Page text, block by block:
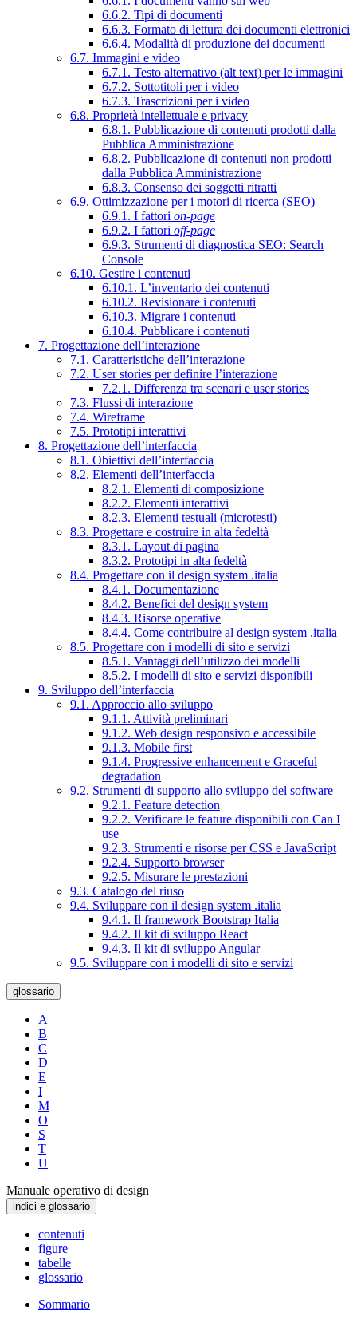
6.6.2. Tipi di documenti
6.6.3. Formato di lettura dei documenti elettronici
6.6.4. Modalità di produzione dei documenti
6.7. Immagini e video
6.7.1. Testo alternativo (alt text) per le immagini
6.7.2. Sottotitoli per i video
6.7.3. Trascrizioni per i video
6.8. Proprietà intellettuale e privacy
6.8.1. Pubblicazione di contenuti prodotti dalla
Pubblica Amministrazione
6.8.2. Pubblicazione di contenuti non prodotti
dalla Pubblica Amministrazione
6.8.3. Consenso dei soggetti ritratti
6.9. Ottimizzazione per i motori di ricerca (SEO)
6.9.1. I fattori on-page
6.9.2. I fattori off-page
6.9.3. Strumenti di diagnostica SEO: Search
Console
6.10. Gestire i contenuti
6.10.1. L’inventario dei contenuti
6.10.2. Revisionare i contenuti
6.10.3. Migrare i contenuti
6.10.4. Pubblicare i contenuti
7. Progettazione dell’interazione
7.1. Caratteristiche dell’interazione
7.2. User stories per definire l’interazione
7.2.1. Differenza tra scenari e user stories
7.3. Flussi di interazione
7.4. Wireframe
7.5. Prototipi interattivi
8. Progettazione dell’interfaccia
8.1. Obiettivi dell’interfaccia
8.2. Elementi dell’interfaccia
8.2.1. Elementi di composizione
8.2.2. Elementi interattivi
8.2.3. Elementi testuali (microtesti)
8.3. Progettare e costruire in alta fedeltà
8.3.1. Layout di pagina
8.3.2. Prototipi in alta fedeltà
8.4. Progettare con il design system .italia
8.4.1. Documentazione
8.4.2. Benefici del design system
8.4.3. Risorse operative
8.4.4. Come contribuire al design system .italia
8.5. Progettare con i modelli di sito e servizi
8.5.1. Vantaggi dell’utilizzo dei modelli
8.5.2. I modelli di sito e servizi disponibili
9. Sviluppo dell’interfaccia
9.1. Approccio allo sviluppo
9.1.1. Attività preliminari
9.1.2. Web design responsivo e accessibile
9.1.3. Mobile first
9.1.4. Progressive enhancement e Graceful
degradation
9.2. Strumenti di supporto allo sviluppo del software
9.2.1. Feature detection
9.2.2. Verificare le feature disponibili con Can I
use
9.2.3. Strumenti e risorse per CSS e JavaScript
9.2.4. Supporto browser
9.2.5. Misurare le prestazioni
9.3. Catalogo del riuso
9.4. Sviluppare con il design system .italia
9.4.1. Il framework Bootstrap Italia
9.4.2. Il kit di sviluppo React
9.4.3. Il kit di sviluppo Angular
9.5. Sviluppare con i modelli di sito e servizi
glossario
A
B
C
D
E
I
M
O
S
T
U
Manuale operativo di design
indici e glossario
contenuti
figure
tabelle
glossario
Sommario